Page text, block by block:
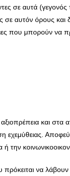
σε αυτά
όρους και
που μπορούν να
και
εχεμύθειας.
την
να